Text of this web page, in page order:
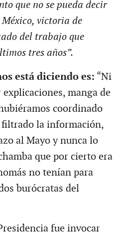
que no se pueda decir
victoria de
del trabajo que
tres años”.
está diciendo es: “Ni
manga de
coordinado
filtrado la información,
al Mayo y nunca lo
que por cierto era
no tenían para
burócratas del
fue invocar